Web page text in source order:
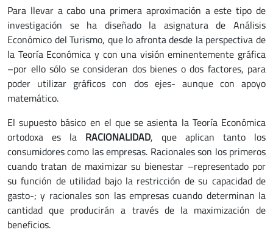
Para llevar a cabo una primera aproximación a este tipo de
investigación se ha diseñado la asignatura de Análisis
Económico del Turismo, que lo afronta desde la perspectiva de
la Teoría Económica y con una visión eminentemente gráfica
–por ello sólo se consideran dos bienes o dos factores, para
poder utilizar gráficos con dos ejes- aunque con apoyo
matemático.
El supuesto básico en el que se asienta la Teoría Económica
ortodoxa es la RACIONALIDAD, que aplican tanto los
consumidores como las empresas. Racionales son los primeros
cuando tratan de maximizar su bienestar –representado por
su función de utilidad bajo la restricción de su capacidad de
gasto-; y racionales son las empresas cuando determinan la
cantidad que producirán a través de la maximización de
beneficios.